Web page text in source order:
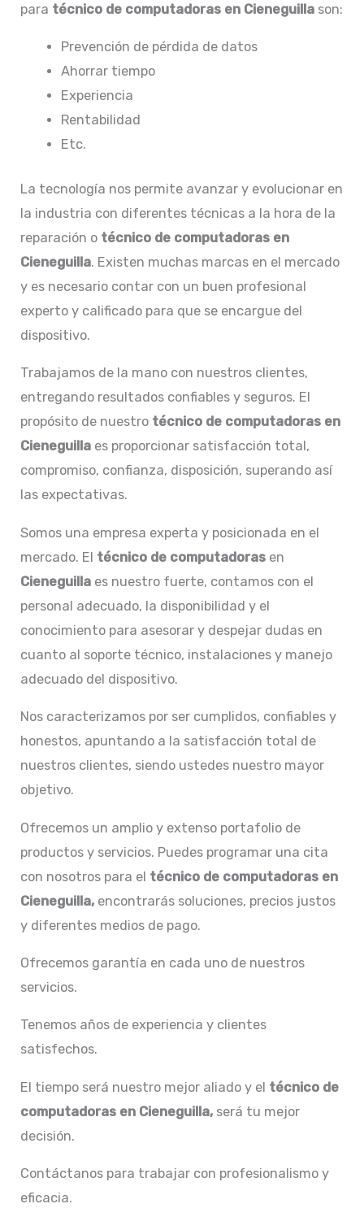
para técnico de computadoras en Cieneguilla son:
Prevención de pérdida de datos
Ahorrar tiempo
Experiencia
Rentabilidad
Etc.
La tecnología nos permite avanzar y evolucionar en
la industria con diferentes técnicas a la hora de la
reparación o técnico de computadoras en
Cieneguilla. Existen muchas marcas en el mercado
y es necesario contar con un buen profesional
experto y calificado para que se encargue del
dispositivo.
Trabajamos de la mano con nuestros clientes,
entregando resultados confiables y seguros. El
propósito de nuestro técnico de computadoras en
Cieneguilla es proporcionar satisfacción total,
compromiso, confianza, disposición, superando así
las expectativas.
Somos una empresa experta y posicionada en el
mercado. El técnico de computadoras en
Cieneguilla es nuestro fuerte, contamos con el
personal adecuado, la disponibilidad y el
conocimiento para asesorar y despejar dudas en
cuanto al soporte técnico, instalaciones y manejo
adecuado del dispositivo.
Nos caracterizamos por ser cumplidos, confiables y
honestos, apuntando a la satisfacción total de
nuestros clientes, siendo ustedes nuestro mayor
objetivo.
Ofrecemos un amplio y extenso portafolio de
productos y servicios. Puedes programar una cita
con nosotros para el técnico de computadoras en
Cieneguilla, encontrarás soluciones, precios justos
y diferentes medios de pago.
Ofrecemos garantía en cada uno de nuestros
servicios.
Tenemos años de experiencia y clientes
satisfechos.
El tiempo será nuestro mejor aliado y el técnico de
computadoras en Cieneguilla, será tu mejor
decisión.
Contáctanos para trabajar con profesionalismo y
eficacia.